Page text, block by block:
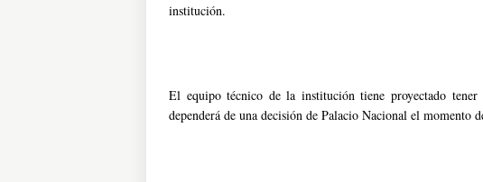
institución.
El equipo técnico de la institución tiene proyectado
dependerá de una decisión de Palacio Nacional el momento